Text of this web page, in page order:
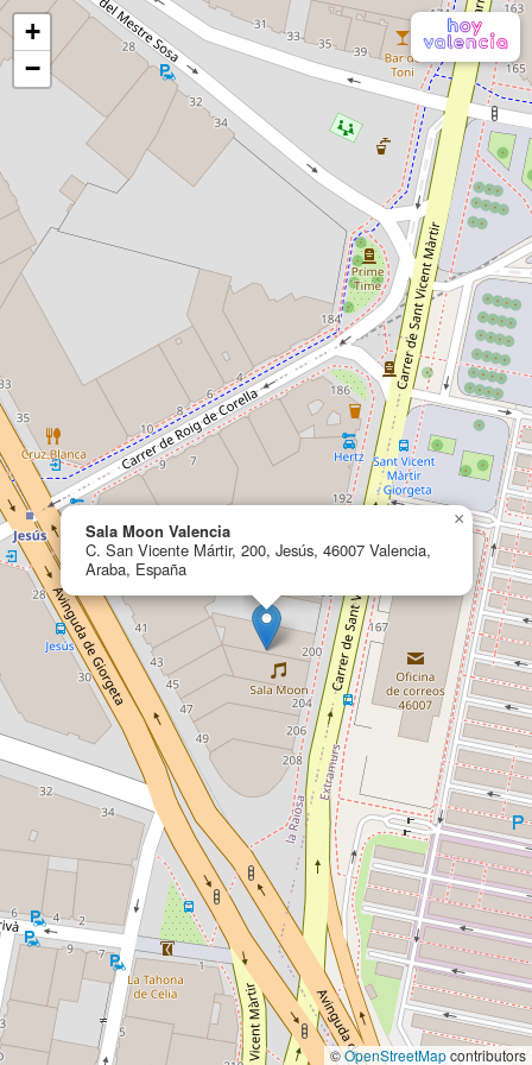
Sala Moon Valencia
C. San Vicente Mártir, 200, Jesús, 46007 Valencia,
Araba, España
×
+
−
©OpenStreetMapcontributors